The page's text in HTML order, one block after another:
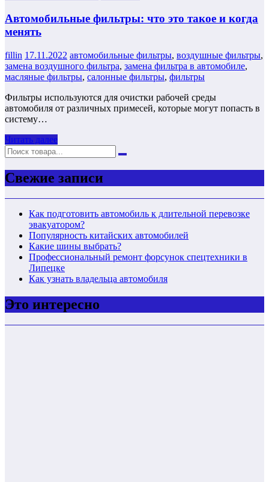
Автомобильные фильтры: что это такое и когда
менять
fillin 17.11.2022 автомобильные фильтры, воздушные фильтры,
замена воздушного фильтра, замена фильтра в автомобиле,
масляные фильтры, салонные фильтры, фильтры
Фильтры используются для очистки рабочей среды
автомобиля от различных примесей, которые могут попасть в
систему…
Читать далее
Свежие записи
Как подготовить автомобиль к длительной перевозке
эвакуатором?
Популярность китайских автомобилей
Какие шины выбрать?
Профессиональный ремонт форсунок спецтехники в
Липецке
Как узнать владельца автомобиля
Это интересно